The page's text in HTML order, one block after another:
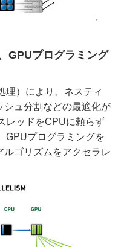
GPUプログラミング
理）により、ネスティ
シュ分割などの最適化が
レッドをCPUに頼らず
GPUプログラミングを
ゴリズムをアクセラレ